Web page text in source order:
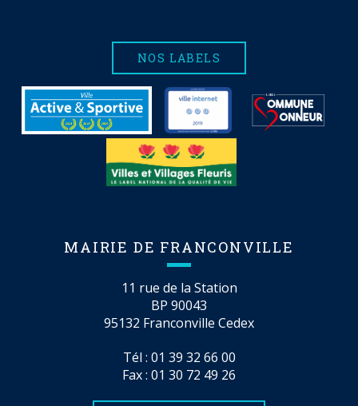
NOS LABELS
MAIRIE DE FRANCONVILLE
11 rue de la Station
BP 90043
95132 Franconville Cedex
Tél : 01 39 32 66 00
Fax : 01 30 72 49 26